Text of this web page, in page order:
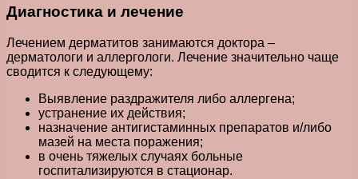
Диагностика и лечение
Лечением дерматитов занимаются доктора –
дерматологи и аллергологи. Лечение значительно чаще
сводится к следующему:
Выявление раздражителя либо аллергена;
устранение их действия;
назначение антигистаминных препаратов и/либо
мазей на места поражения;
в очень тяжелых случаях больные
госпитализируются в стационар.